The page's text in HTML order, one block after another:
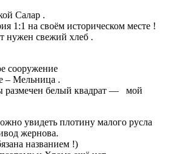
Салар .
1:1 на своём историческом месте !
нужен свежий хлеб .
сооружение
– Мельница .
размечен белый квадрат — мой
увидеть плотину малого русла
жернова.
названием !)